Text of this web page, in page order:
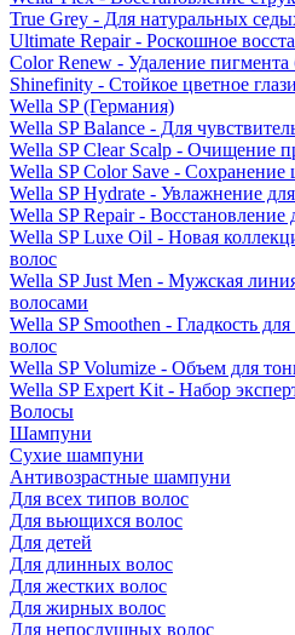
True Grey - Для натуральных
Ultimate Repair - Роскошное
Color Renew - Удаление пигмента
Shinefinity - Стойкое цветное
Wella SP (Германия)
Wella SP Balance - Для
Wella SP Clear Scalp - Очищение
Wella SP Color Save -
Wella SP Hydrate - Увлажнение
Wella SP Repair -
Wella SP Luxe Oil - Новая
волос
Wella SP Just Men - Мужская
волосами
Wella SP Smoothen - Гладкость
волос
Wella SP Volumize - Объем для
Wella SP Expert Kit - Набор
Волосы
Шампуни
Сухие шампуни
Антивозрастные шампуни
Для всех типов волос
Для вьющихся волос
Для детей
Для длинных волос
Для жестких волос
Для жирных волос
Для непослушных волос